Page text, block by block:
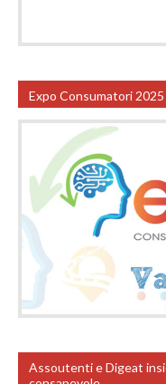
Expo Consumatori 2025
Assoutenti e Digeat